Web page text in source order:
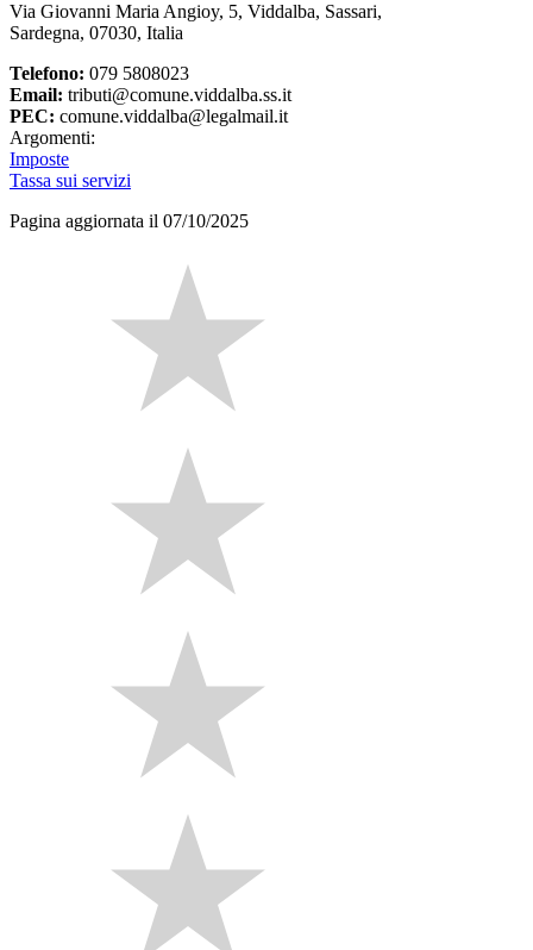
Via Giovanni Maria Angioy, 5, Viddalba, Sassari,
Sardegna, 07030, Italia
Telefono: 079 5808023
Email: tributi@comune.viddalba.ss.it
PEC: comune.viddalba@legalmail.it
Argomenti:
Imposte
Tassa sui servizi
Pagina aggiornata il 07/10/2025